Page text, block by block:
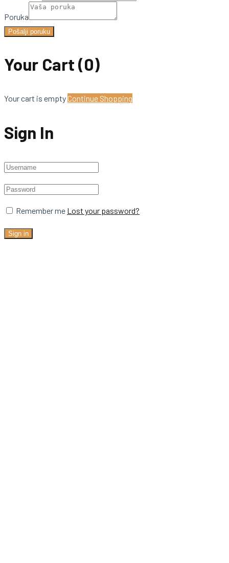
Poruka
Pošalji poruku
Your Cart (0)
Your cart is emptyContinue Shopping
Sign In
Remember me Lost your password?
Sign in